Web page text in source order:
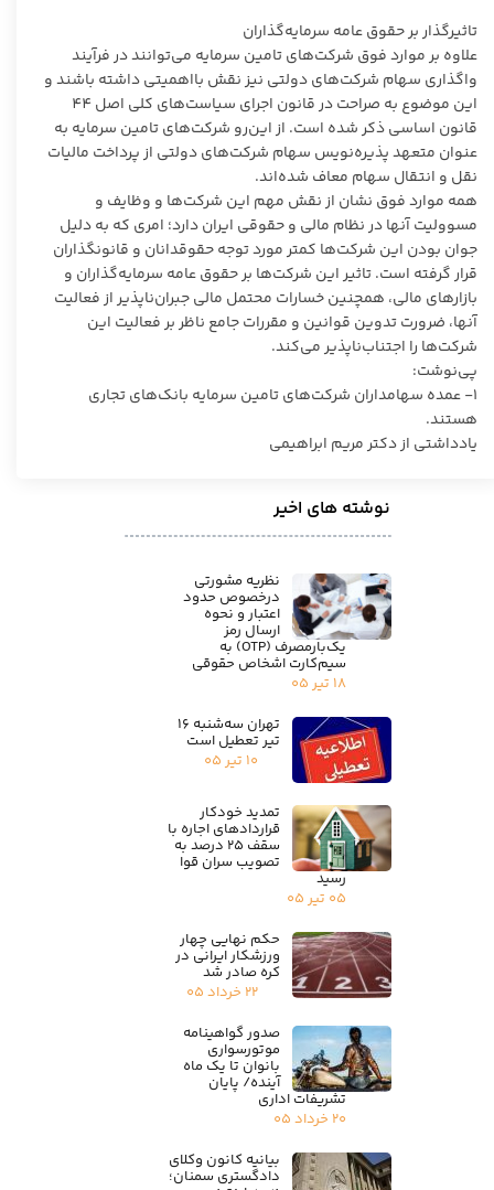
تاثیرگذار بر حقوق عامه سرمایه‌گذاران
علاوه بر موارد فوق شرکت‌های تامین سرمایه می‌توانند در فرآیند
واگذاری سهام شرکت‌های دولتی نیز نقش بااهمیتی داشته باشند و
این موضوع به صراحت در قانون اجرای سیاست‌های کلی اصل 44
قانون اساسی ذکر شده است. از این‌رو شرکت‌های تامین سرمایه به
عنوان متعهد پذیره‌نویس سهام شرکت‌های دولتی از پرداخت مالیات
نقل و انتقال سهام معاف شده‌اند.
همه موارد فوق نشان از نقش مهم این شرکت‌ها و وظایف و
مسوولیت آنها در نظام مالی و حقوقی ایران دارد؛ امری که به دلیل
جوان بودن این شرکت‌ها کمتر مورد توجه حقوقدانان و قانونگذاران
قرار گرفته است. تاثیر این شرکت‌ها بر حقوق عامه سرمایه‌گذاران و
بازارهای مالی، همچنین خسارات محتمل ‌مالی جبران‌ناپذیر از فعالیت
آنها، ضرورت تدوین قوانین و مقررات جامع ناظر بر فعالیت این
شرکت‌ها را اجتناب‌ناپذیر می‌کند.
پی‌نوشت:
1- عمده سهامداران شرکت‌های تامین سرمایه بانک‌های تجاری
هستند.
یادداشتی از دکتر مریم ابراهیمی
نوشته های اخیر
نظریه مشورتی
درخصوص حدود
اعتبار و نحوه
ارسال رمز
یک‌بارمصرف (OTP) به
سیم‌کارت اشخاص حقوقی
۱۸ تیر ۰۵
تهران سه‌شنبه ۱۶
تیر تعطیل است
۱۰ تیر ۰۵
تمدید خودکار
قراردادهای اجاره با
سقف ۲۵ درصد به
تصویب سران قوا
رسید
۰۵ تیر ۰۵
حکم نهایی چهار
ورزشکار ایرانی در
کره صادر شد
۲۲ خرداد ۰۵
صدور گواهینامه
موتورسواری
بانوان تا یک ماه
آینده/ پایان
تشریفات اداری
۲۰ خرداد ۰۵
بیانیه کانون وکلای
دادگستری سمنان؛